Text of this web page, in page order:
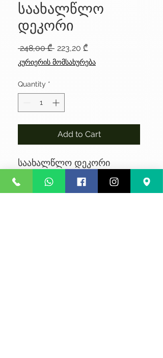
საახალწლო
დეკორი
248,00 ₾ Regular
Price
223,20 ₾
Price
კურიერის მომსახურება
Quantity *
Add to Cart
საახალწლო დეკორი